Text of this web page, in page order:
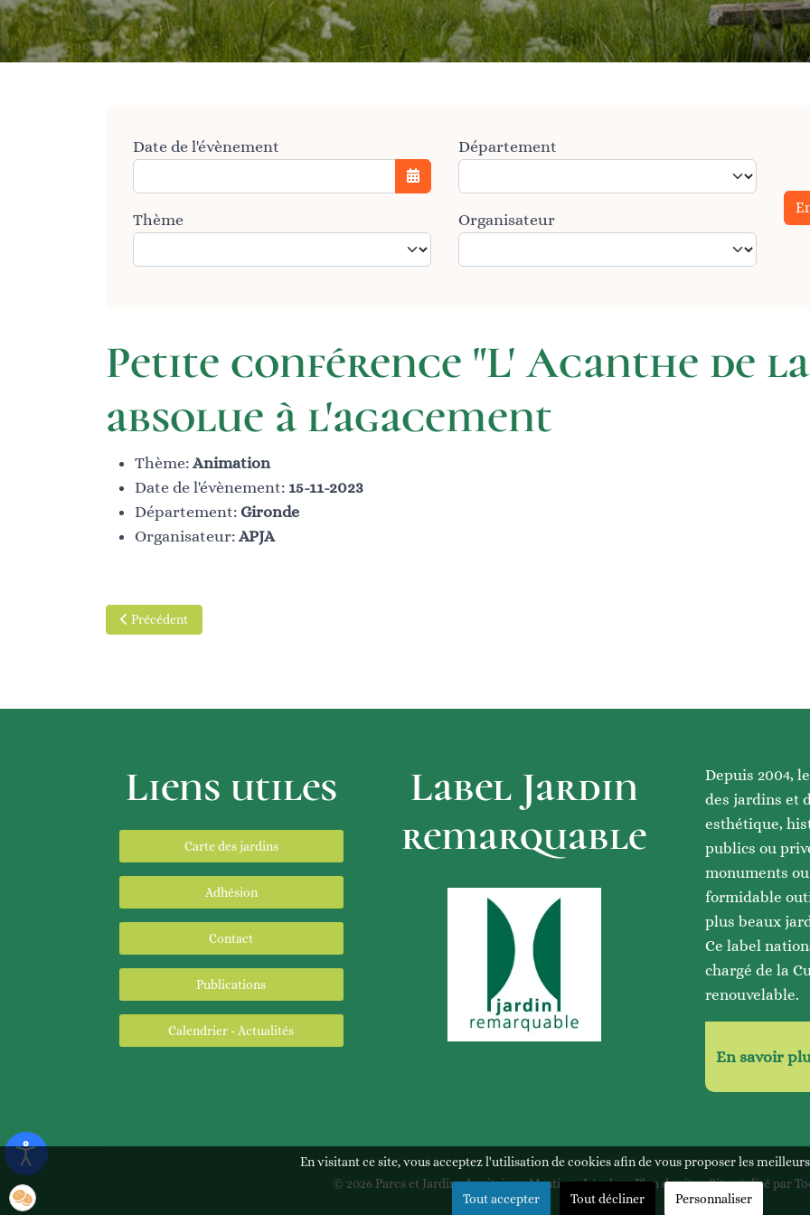
Date de l'évènement
Ouvrir le calendrier
Thème
Département
Organisateur
Petite conférence "L' Acanthe de
absolue à l'agacement
Thème:Animation
Date de l'évènement: 15-11-2023
Département: Gironde
Organisateur:APJA
Article précédent : JARDINS DE TOSCANE
Précédent
Liens utiles
Carte des jardins
Adhésion
Contact
Publications
Calendrier - Actualités
Label Jardin
remarquable
Depuis 2004,
des jardins et
esthétique,
publics ou
monuments
formidable
plus beaux
Ce label
chargé de la
renouvelable.
En savoir
© 2026 Parcs et Jardins Aquitaine -Mentions Légales-Plan du site- Site réalisé par
En visitant ce site, vous acceptez l'utilisation de cookies afin de vous proposer les
Tout accepter Tout décliner Personnaliser